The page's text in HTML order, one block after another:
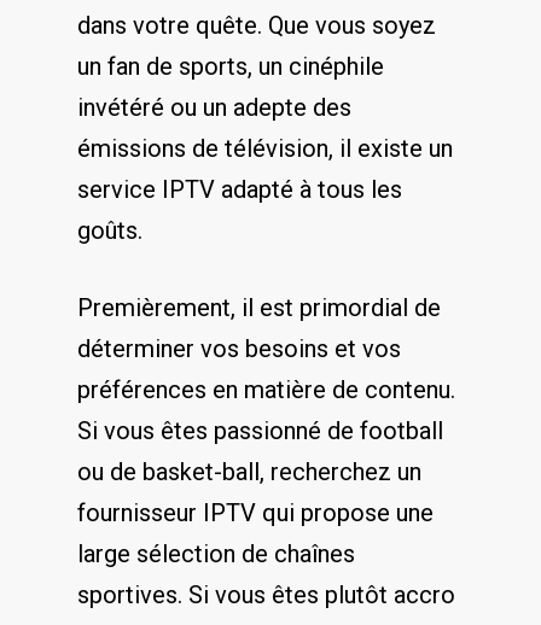
dans votre quête. ⁣Que vous soyez
un⁢ fan de sports, un cinéphile
invétéré ou un adepte des
émissions de télévision, il existe‌ un‍
service IPTV adapté à tous les
goûts.
Premièrement, il est primordial​ de‌
déterminer vos besoins et vos‌
préférences en matière de⁢ contenu.
Si vous ⁢êtes ⁣passionné de football⁤
ou de basket-ball, recherchez un
fournisseur IPTV‍ qui propose une
⁣large sélection de⁣ chaînes
sportives. Si vous êtes⁤ plutôt accro‌